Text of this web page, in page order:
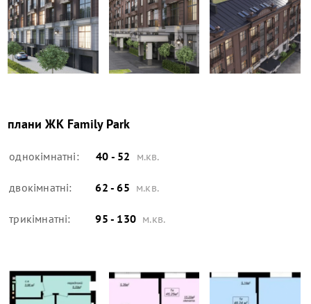
планиЖК Family Park
однокімнатні: 40 - 52 м.кв.
двокімнатні: 62 - 65 м.кв.
трикімнатні: 95 - 130 м.кв.